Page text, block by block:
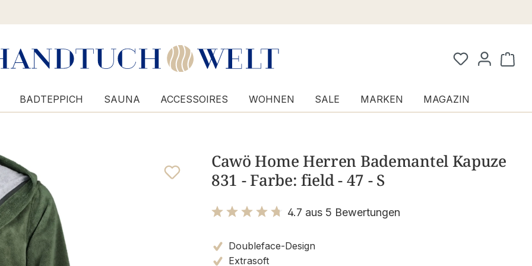
BADTEPPICH SAUNA ACCESSOIRES WOHNEN SALE MARKEN MAGAZIN
Cawö Home Herren Bademantel Kapuze
831 - Farbe: field - 47 - S
4.7 aus 5 Bewertungen
Doubleface-Design
Extrasoft